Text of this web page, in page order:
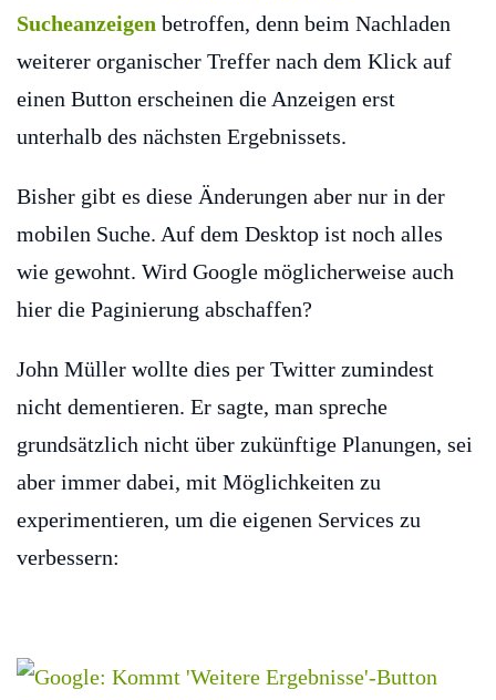
Sucheanzeigen betroffen, denn beim Nachladen
weiterer organischer Treffer nach dem Klick auf
einen Button erscheinen die Anzeigen erst
unterhalb des nächsten Ergebnissets.
Bisher gibt es diese Änderungen aber nur in der
mobilen Suche. Auf dem Desktop ist noch alles
wie gewohnt. Wird Google möglicherweise auch
hier die Paginierung abschaffen?
John Müller wollte dies per Twitter zumindest
nicht dementieren. Er sagte, man spreche
grundsätzlich nicht über zukünftige Planungen, sei
aber immer dabei, mit Möglichkeiten zu
experimentieren, um die eigenen Services zu
verbessern: